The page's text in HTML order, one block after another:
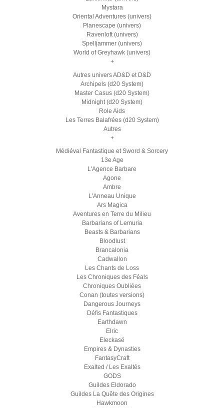
Mystara
Oriental Adventures (univers)
Planescape (univers)
Ravenloft (univers)
Spelljammer (univers)
World of Greyhawk (univers)
+
Autres univers AD&D et D&D
Archipels (d20 System)
Master Casus (d20 System)
Midnight (d20 System)
Role Aids
Les Terres Balafrées (d20 System)
Autres
+
Médiéval Fantastique et Sword & Sorcery
13e Age
L'Agence Barbare
Agone
Ambre
L'Anneau Unique
Ars Magica
Aventures en Terre du Milieu
Barbarians of Lemuria
Beasts & Barbarians
Bloodlust
Brancalonia
Cadwallon
Les Chants de Loss
Les Chroniques des Féals
Chroniques Oubliées
Conan (toutes versions)
Dangerous Journeys
Défis Fantastiques
Earthdawn
Elric
Eleckasë
Empires & Dynasties
FantasyCraft
Exalted / Les Exaltés
GODS
Guildes Eldorado
Guildes La Quête des Origines
Hawkmoon